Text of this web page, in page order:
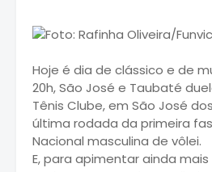
Hoje é dia de clássico e de
20h, São José e Taubaté
Tênis Clube, em São José
última rodada da primeira
Nacional masculina de vôlei.
E, para apimentar ainda